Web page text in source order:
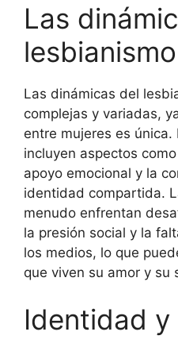
Las
lesbianismo
Las dinámicas del
complejas y variadas,
entre mujeres es única.
incluyen aspectos
apoyo emocional y la
identidad compartida.
menudo enfrentan
la presión social y la
los medios, lo que
que viven su amor y su
Identidad